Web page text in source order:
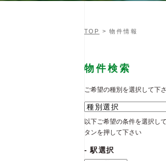
TOP >物件情報
物件検索
ご希望の種別を選択して下
以下ご希望の条件を選択し
タンを押して下さい
駅選択